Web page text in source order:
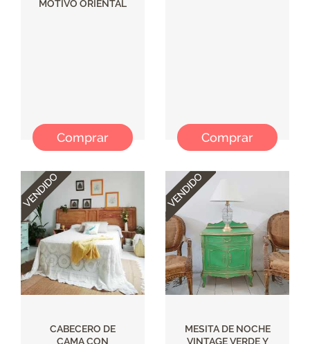
MOTIVO ORIENTAL
Comprar Comprar
CABECERO DE
CAMA CON
MESITA DE NOCHE
VINTAGE VERDE Y